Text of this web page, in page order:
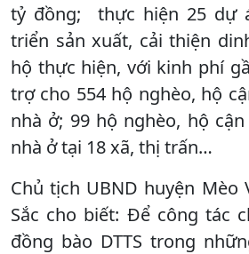
tỷ đồng; thực hiện 25 dự
triển sản xuất, cải thiện
hộ thực hiện, với kinh phí
trợ cho 554 hộ nghèo, hộ
nhà ở; 99 hộ nghèo, hộ
nhà ở tại 18 xã, thị trấn…
Chủ tịch UBND huyện Mèo
Sắc cho biết: Để công tác
đồng bào DTTS trong